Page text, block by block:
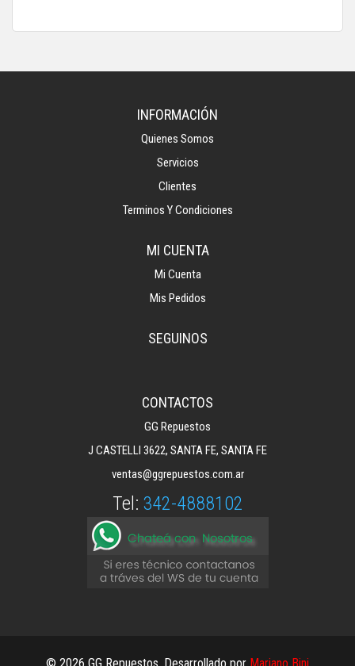
INFORMACIÓN
Quienes Somos
Servicios
Clientes
Terminos Y Condiciones
MI CUENTA
Mi Cuenta
Mis Pedidos
SEGUINOS
CONTACTOS
GG Repuestos
J CASTELLI 3622, SANTA FE, SANTA FE
ventas@ggrepuestos.com.ar
Tel: 342-4888102
© 2026 GG Repuestos. Desarrollado por Mariano Bini